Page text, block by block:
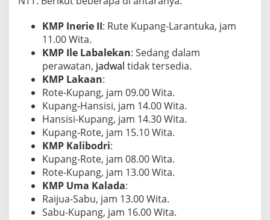
s
i
e
r
l
n
g
k
a
p
d
a
n
C
a
r
a
KMP Inerie II: Rute Kupang-Larantuka, jam
11.00 Wita.
KMP Ile Labalekan: Sedang dalam
perawatan, jadwal tidak tersedia.
KMP Lakaan:
Rote-Kupang, jam 09.00 Wita.
Kupang-Hansisi, jam 14.00 Wita.
Hansisi-Kupang, jam 14.30 Wita.
Kupang-Rote, jam 15.10 Wita.
KMP Kalibodri:
Kupang-Rote, jam 08.00 Wita.
Rote-Kupang, jam 13.00 Wita.
KMP Uma Kalada:
Raijua-Sabu, jam 13.00 Wita.
Sabu-Kupang, jam 16.00 Wita.